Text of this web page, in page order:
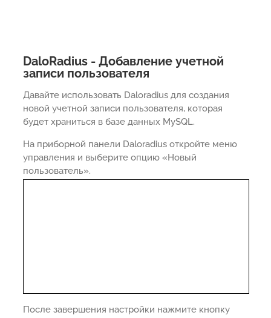
DaloRadius - Добавление учетной
записи пользователя
Давайте использовать Daloradius для создания
новой учетной записи пользователя, которая
будет храниться в базе данных MySQL.
На приборной панели Daloradius откройте меню
управления и выберите опцию «Новый
пользователь».
После завершения настройки нажмите кнопку